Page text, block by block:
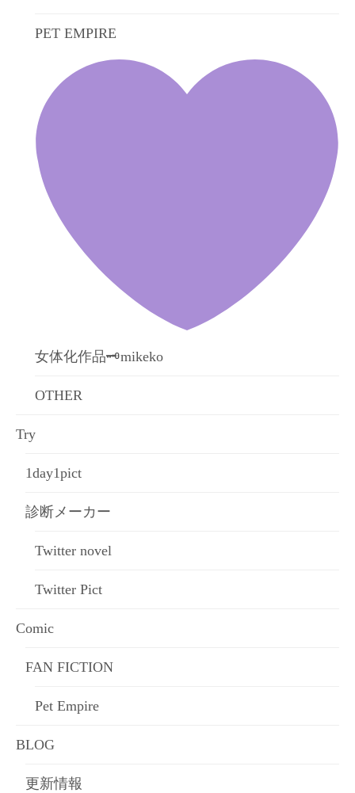
PET EMPIRE
女体化作品🗝mikeko
OTHER
Try
1day1pict
診断メーカー
Twitter novel
Twitter Pict
Comic
FAN FICTION
Pet Empire
BLOG
更新情報